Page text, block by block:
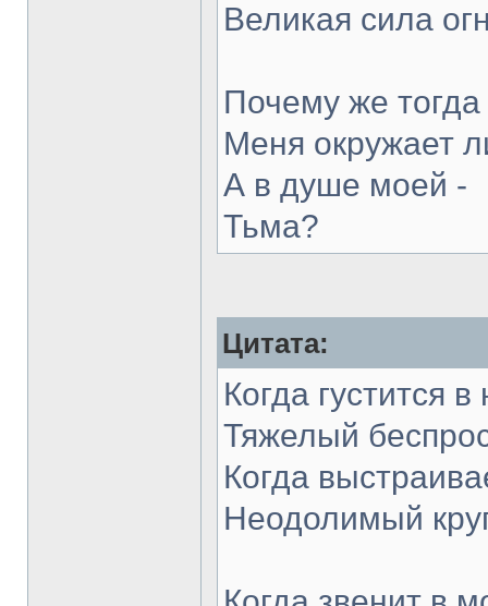
Великая сила
Почему же тогда
Меня окружает
А в душе моей -
Тьма?
Цитата:
Когда густится
Тяжелый
Когда
Неодолимый